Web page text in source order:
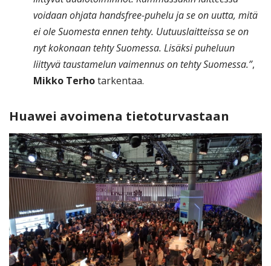
voidaan ohjata handsfree-puhelu ja se on uutta, mitä
ei ole Suomesta ennen tehty. Uutuuslaitteissa se on
nyt kokonaan tehty Suomessa. Lisäksi puheluun
liittyvä taustamelun vaimennus on tehty Suomessa.”,
Mikko Terhotarkentaa.
Huawei avoimena tietoturvastaan